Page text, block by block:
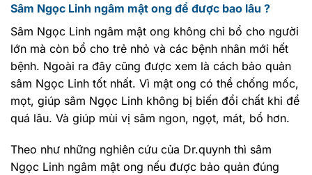
Sâm Ngọc Linh ngâm mật ong để được bao lâu ?
Sâm Ngọc Linh ngâm mật ong không chỉ bổ cho người
lớn mà còn bổ cho trẻ nhỏ và các bệnh nhân mới hết
bệnh. Ngoài ra đây cũng được xem là cách bảo quản
sâm Ngọc Linh tốt nhất. Vì mật ong có thể chống mốc,
mọt, giúp sâm Ngọc Linh không bị biến đổi chất khi để
quá lâu. Và giúp mùi vị sâm ngon, ngọt, mát, bổ hơn.
Theo như những nghiên cứu của Dr.quynh thì sâm
Ngọc Linh ngâm mật ong nếu được bảo quản đúng